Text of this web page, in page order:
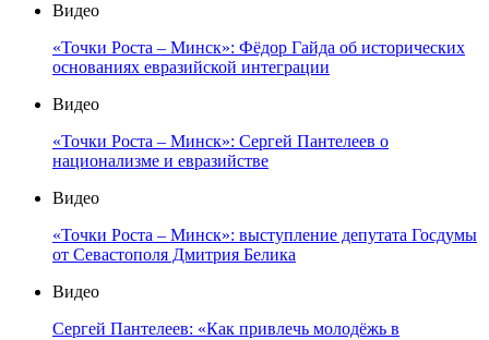
Видео
«Точки Роста – Минск»: Фёдор Гайда об исторических
основаниях евразийской интеграции
Видео
«Точки Роста – Минск»: Сергей Пантелеев о
национализме и евразийстве
Видео
«Точки Роста – Минск»: выступление депутата Госдумы
от Севастополя Дмитрия Белика
Видео
Сергей Пантелеев: «Как привлечь молодёжь в